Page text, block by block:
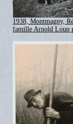
1938, Montmagny,
famille Arnold Loup